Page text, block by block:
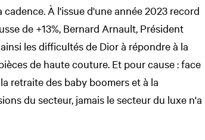
cadence. À l'issue d'une année 2023 record
de +13%, Bernard Arnault, Président
les difficultés de Dior à répondre à la
de haute couture. Et pour cause : face
retraite des baby boomers et à la
du secteur, jamais le secteur du luxe n'a